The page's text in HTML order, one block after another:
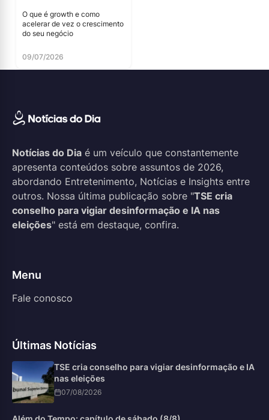
O que é growth e como
acelerar de vez o crescimento
do seu negócio
09/07/2026
Notícias do Dia é um veículo que constantemente
apresenta conteúdos sobre assuntos de 2026,
abordando Entretenimento, Notícias e Insights entre
outros. Nossa última publicação sobre "TSE cria
conselho para vigiar desinformação e IA nas
eleições" está em destaque, confira.
Menu
Fale conosco
Últimas Notícias
TSE cria conselho para vigiar desinformação e IA
nas eleições
07/08/2026